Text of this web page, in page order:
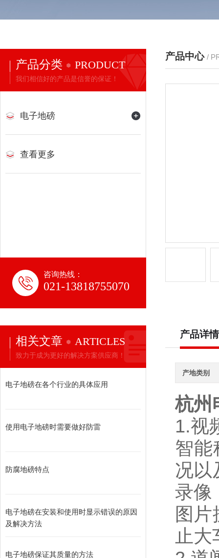
产品分类 PRODUCT
我们相信好的产品是信誉的保证！
电子地磅
查看更多
咨询热线：
021-13818755070
相关文章 ARTICLES
致力于成为更好的解决方案供应商！
电子地磅在各个行业的具体应用
使用电子地磅时需要做好防雷
防腐地磅特点
电子地磅在安装和使用时显示错误的原因
及解决方法
电子地磅保证其质量的方法
产品中心 /
产品详情
产地类别
杭州
1.视
智能
况以
录像
图
止